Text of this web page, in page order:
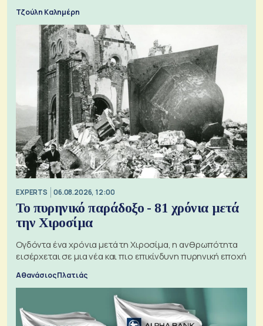
Τζούλη Καλημέρη
EXPERTS 06.08.2026, 12:00
Το πυρηνικό παράδοξο - 81 χρόνια μετά
την Χιροσίμα
Ογδόντα ένα χρόνια μετά τη Χιροσίμα, η ανθρωπότητα
εισέρχεται σε μια νέα και πιο επικίνδυνη πυρηνική εποχή
Αθανάσιος Πλατιάς